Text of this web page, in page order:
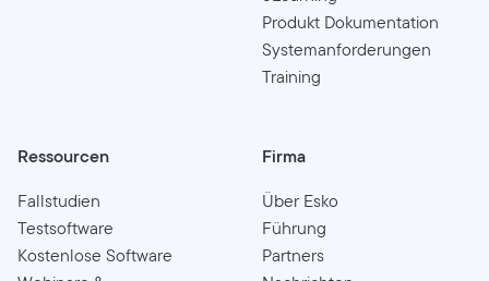
Produkt Dokumentation
Systemanforderungen
Training
Ressourcen
Fallstudien
Testsoftware
Kostenlose Software
Firma
Über Esko
Führung
Partners